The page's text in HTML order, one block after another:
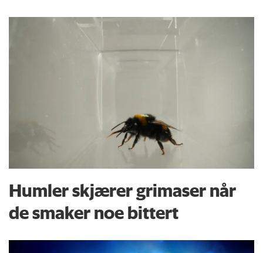
Humler skjærer grimaser når
de smaker noe bittert